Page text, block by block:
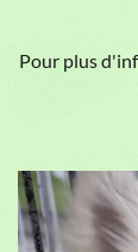
Pour plus